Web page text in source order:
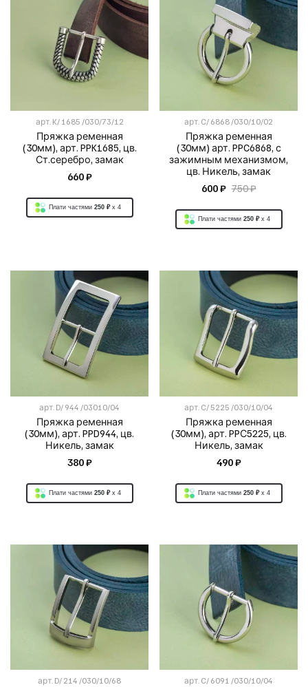
арт. K/ 1685 /030/73/12
Пряжка ременная
(30мм), арт. PPK1685, цв.
Ст.серебро, замак
660 ₽
Плати частями 250 ₽ x 4
арт. C/ 6868 /030/10/02
Пряжка ременная
(30мм) арт. PPC6868, с
зажимным механизмом,
цв. Никель, замак
600 ₽ 750 ₽
Плати частями 250 ₽ x 4
арт. D/ 944 /03010/04
Пряжка ременная
(30мм), арт. PPD944, цв.
Никель, замак
380 ₽
Плати частями 250 ₽ x 4
арт. C/ 5225 /030/10/04
Пряжка ременная
(30мм), арт. PPС5225, цв.
Никель, замак
490 ₽
Плати частями 250 ₽ x 4
арт. D/ 214 /030/10/68 арт. C/ 6091 /030/10/04